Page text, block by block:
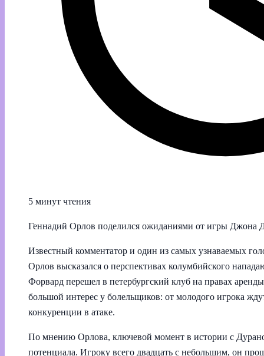
5 минут чтения
Геннадий Орлов поделился ожиданиями от игры Джона
Известный комментатор и один из самых узнаваемых
Орлов высказался о перспективах колумбийского
Форвард перешел в петербургский клуб на правах
большой интерес у болельщиков: от молодого игрока
конкуренции в атаке.
По мнению Орлова, ключевой момент в истории с
потенциала. Игроку всего двадцать с небольшим, он